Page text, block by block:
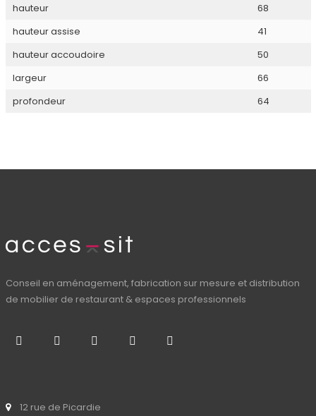
hauteur
68
hauteur assise
41
hauteur accoudoire
50
largeur
66
profondeur
64
Conseil en aménagement, fabrication sur mesure et distribution
de mobilier de restaurant & espaces professionnels
12 rue de Picardie